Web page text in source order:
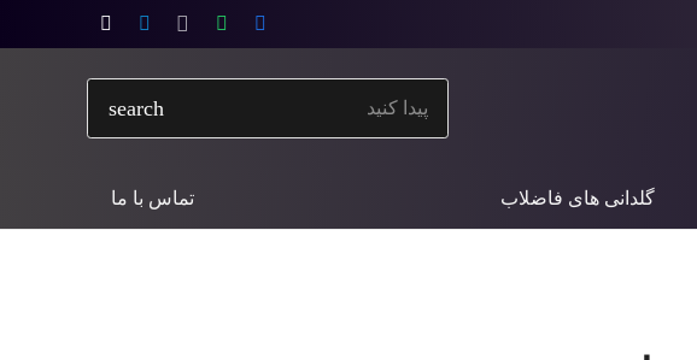
search
گلدانی های فاضلاب تماس با ما